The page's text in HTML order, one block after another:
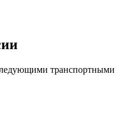
транспортными